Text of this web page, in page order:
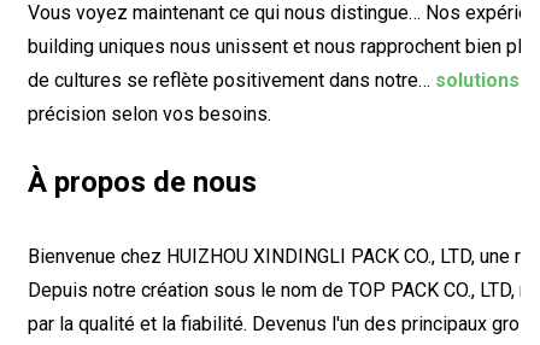
Vous voyez maintenant ce qui nous distingue… Nos
building uniques nous unissent et nous rapprochent bien
de cultures se reflète positivement dans notre… solutions
précision selon vos besoins.
À propos de nous
Bienvenue chez HUIZHOU XINDINGLI PACK CO., LTD, une
Depuis notre création sous le nom de TOP PACK CO., LTD,
par la qualité et la fiabilité. Devenus l'un des principaux